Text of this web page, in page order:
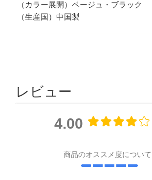
（カラー展開）ベージュ・ブラック
（生産国）中国製
レビュー
4.00
商品のオススメ度について